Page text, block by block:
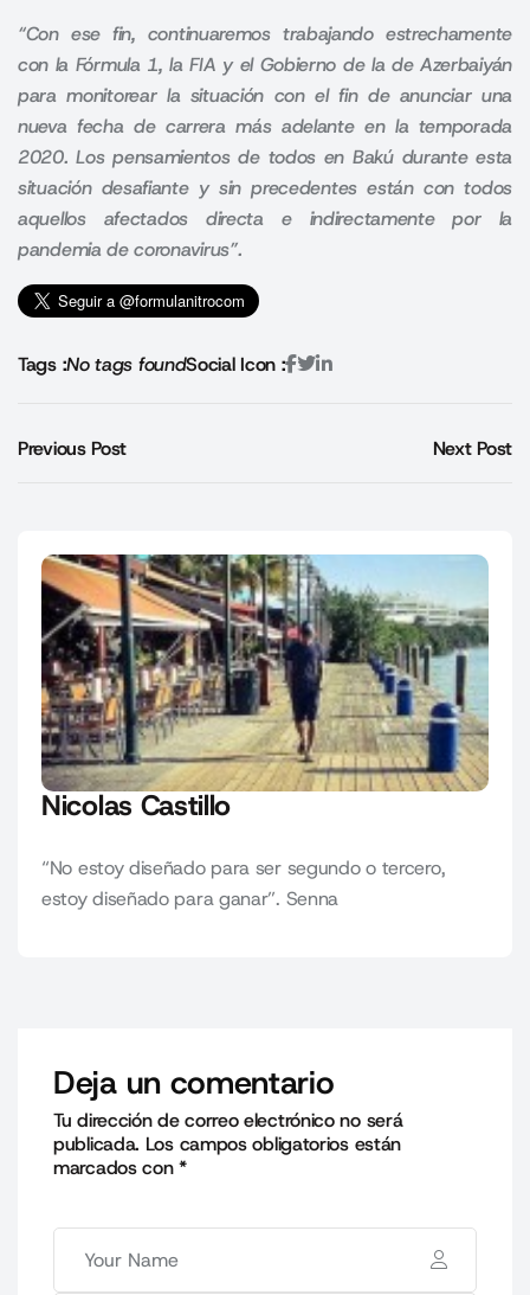
“Con ese fin, continuaremos trabajando estrechamente
con la Fórmula 1, la FIA y el Gobierno de la de Azerbaiyán
para monitorear la situación con el fin de anunciar una
nueva fecha de carrera más adelante en la temporada
2020. Los pensamientos de todos en Bakú durante esta
situación desafiante y sin precedentes están con todos
aquellos afectados directa e indirectamente por la
pandemia de coronavirus”.
Tags :No tags foundSocial Icon :
Previous Post Next Post
Nicolas Castillo
“No estoy diseñado para ser segundo o tercero,
estoy diseñado para ganar”. Senna
Deja un comentario
Tu dirección de correo electrónico no será
publicada. Los campos obligatorios están
marcados con*